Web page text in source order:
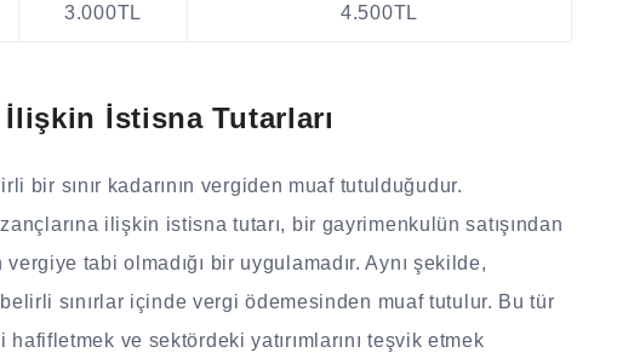
3.000TL 4.500TL
İlişkin İstisna Tutarları
bir sınır kadarının vergiden muaf tutulduğudur.
ilişkin istisna tutarı, bir gayrimenkulün satışından
tabi olmadığı bir uygulamadır. Aynı şekilde,
sınırlar içinde vergi ödemesinden muaf tutulur. Bu tür
hafifletmek ve sektördeki yatırımlarını teşvik etmek